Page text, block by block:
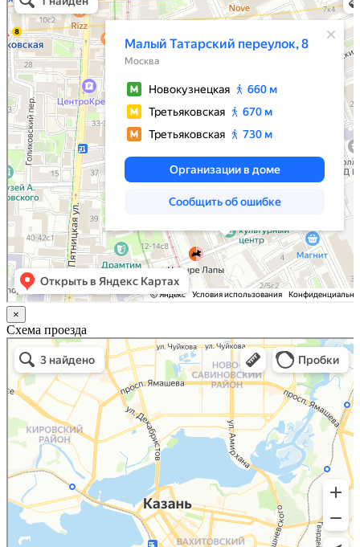
Яндекс.Карты
×
Схема проезда
Казань
Малый Татарский переулок, 8 на карте Москвы, ближайшее метро Новокузнецкая —
Яндекс.Карты